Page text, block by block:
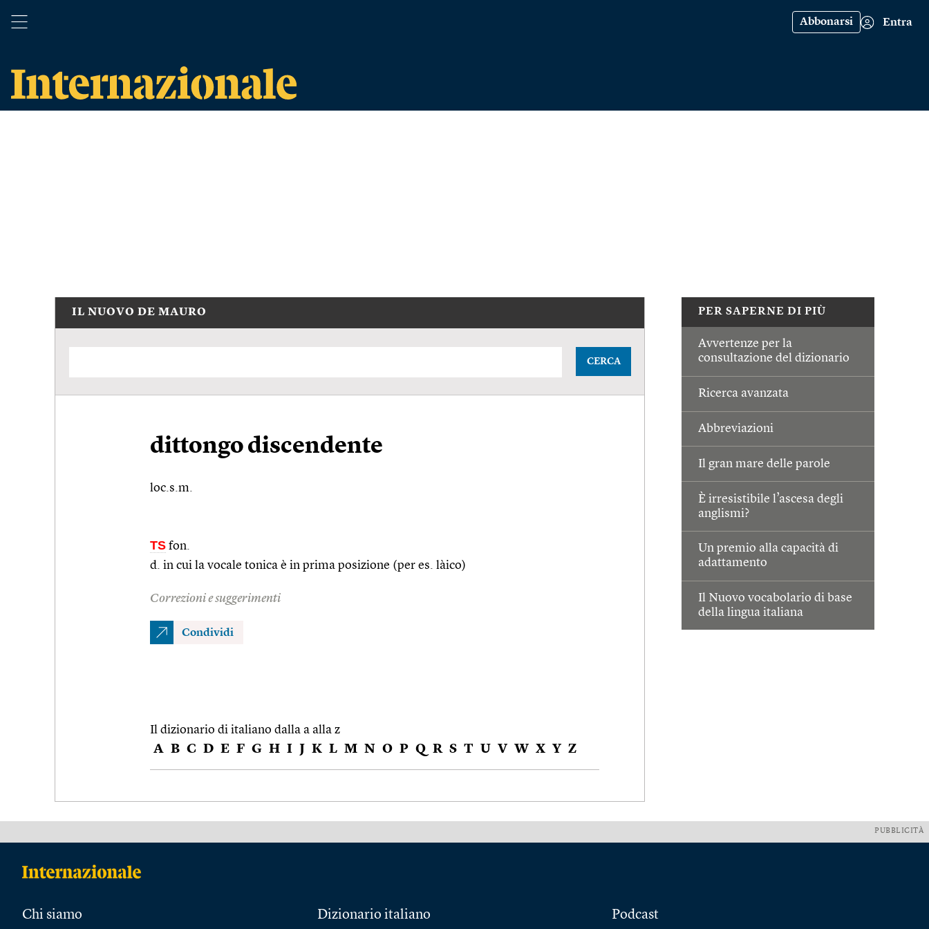
Abbonarsi Entra
PER SAPERNE DI PIÙ
Avvertenze per la
consultazione del dizionario
Ricerca avanzata
Abbreviazioni
Il gran mare delle parole
È irresistibile l’ascesa degli
anglismi?
Un premio alla capacità di
adattamento
Il Nuovo vocabolario di base
della lingua italiana
IL NUOVO DE MAURO
CERCA
dittongo discendente
loc.s.m.
TS fon.
d. in cui la vocale tonica è in prima posizione (per es. làico)
Correzioni e suggerimenti
Condividi
Il dizionario di italiano dalla a alla z
A B C D E F G H I J K L M N O P Q R S T U V W X Y Z
PUBBLICITÀ
Chi siamo Dizionario italiano Podcast